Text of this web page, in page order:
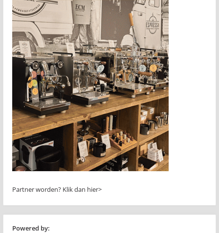
Partner worden? Klik dan hier>
Powered by: